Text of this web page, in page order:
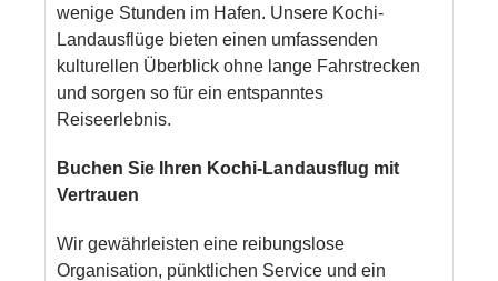
wenige Stunden im Hafen. Unsere Kochi-
Landausflüge bieten einen umfassenden
kulturellen Überblick ohne lange Fahrstrecken
und sorgen so für ein entspanntes
Reiseerlebnis.
Buchen Sie Ihren Kochi-Landausflug mit
Vertrauen
Wir gewährleisten eine reibungslose
Organisation, pünktlichen Service und ein